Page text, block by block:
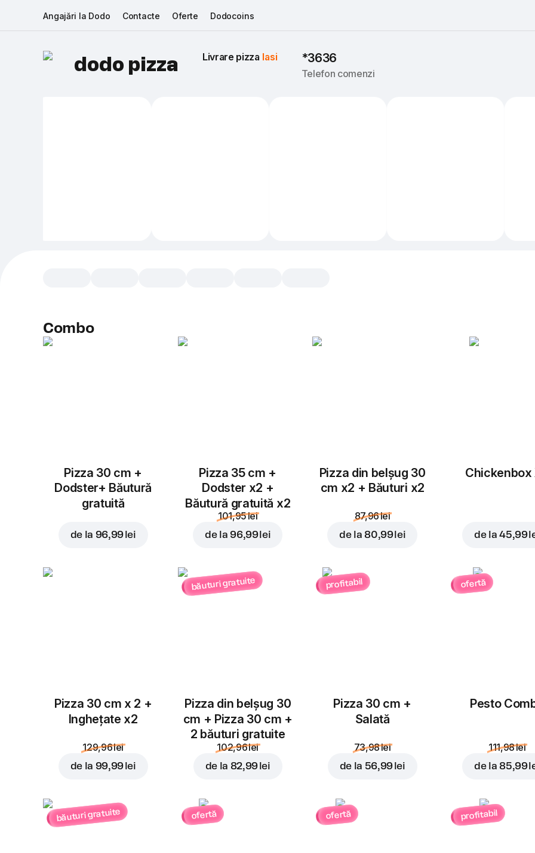
Angajări la Dodo Contacte Oferte Dodocoins
dodo pizza Livrare pizza Iasi *3636
Telefon comenzi
Combo
Pizza 30 cm +
Dodster+ Băutură
gratuită
de la 96,99 lei
Pizza 35 cm +
Dodster x2 +
Băutură gratuită x2
101,95 lei
de la 96,99 lei
Pizza din belșug 30
cm x2 + Băuturi x2
87,96 lei
de la 80,99 lei
Chickenbox
de la45,99
Pizza 30 cm x 2 +
Inghețate x2
129,96 lei
de la 99,99 lei
băuturi gratuite
Pizza din belșug 30
cm + Pizza 30 cm +
2 băuturi gratuite
102,96 lei
de la 82,99 lei
profitabil
Pizza 30 cm +
Salată
73,98 lei
de la 56,99 lei
ofertă
Pesto
111,98 lei
de la 85,99
băuturi gratuite ofertă ofertă profitabil